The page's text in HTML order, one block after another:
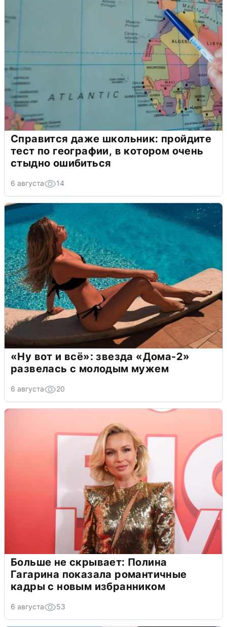
Справится даже школьник: пройдите
тест по географии, в котором очень
стыдно ошибиться
6 августа 14
«Ну вот и всё»: звезда «Дома-2»
развелась с молодым мужем
6 августа 20
Больше не скрывает: Полина
Гагарина показала романтичные
кадры с новым избранником
6 августа 53